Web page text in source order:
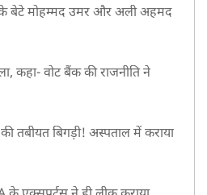
बेटे मोहम्मद उमर और अली अहमद
कहा- वोट बैंक की राजनीति ने
तबीयत बिगड़ी! अस्पताल में कराया